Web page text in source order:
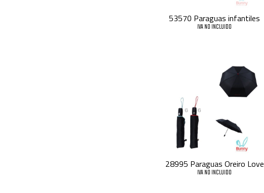
53570 Paraguas infantiles
IVA NO INCLUIDO
28995 Paraguas Oreiro Love
IVA NO INCLUIDO